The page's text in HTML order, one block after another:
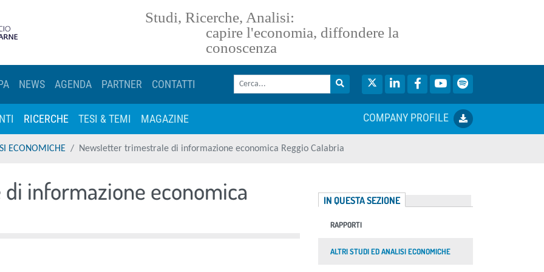
Studi, Ricerche, Analisi:
capire l'economia, diffondere la
conoscenza
NEWS AGENDA PARTNER CONTATTI
Cerca nel sito
Twitter LinkedIn FacebookYouTube
RICERCHE TESI & TEMI MAGAZINE COMPANY PROFILE
ECONOMICHE Newsletter trimestrale di informazione economica Reggio Calabria
informazione economica
IN QUESTA SEZIONE
RAPPORTI
ALTRI STUDI ED ANALISI ECONOMICHE